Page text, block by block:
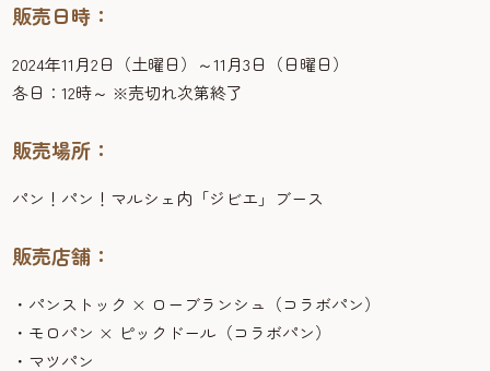
販売日時：
2024年11月2日（土曜日）～11月3日（日曜日）
各日：12時～ ※売切れ次第終了
販売場所：
パン！パン！マルシェ内「ジビエ」ブース
販売店舗：
・パンストック × ローブランシュ（コラボパン）
・モロパン × ピックドール（コラボパン）
・マツパン